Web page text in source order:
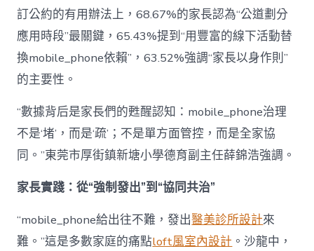
訂公約的有用辦法上，68.67%的家長認為“公道劃分
應用時段”最關鍵，65.43%提到“用豐富的線下活動替
換mobile_phone依賴”，63.52%強調“家長以身作則”
的主要性。
“數據背后是家長們的甦醒認知：mobile_phone治理
不是‘堵’，而是‘疏’；不是單方面管控，而是全家協
同。”東莞市厚街鎮新塘小學德育副主任薛錦浩強調。
家長實踐：從“強制發出”到“協同共治”
“mobile_phone給出往不難，發出醫美診所設計來
難。”這是多數家庭的痛點loft風室內設計 。沙龍中，